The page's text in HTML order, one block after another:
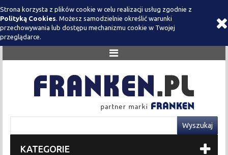
KATEGORIE
Strona korzysta z plików cookie w celu realizacji usług zgodnie z
Polityką Cookies. Możesz samodzielnie określić warunki
przechowywania lub dostępu mechanizmu cookie w Twojej
przeglądarce.